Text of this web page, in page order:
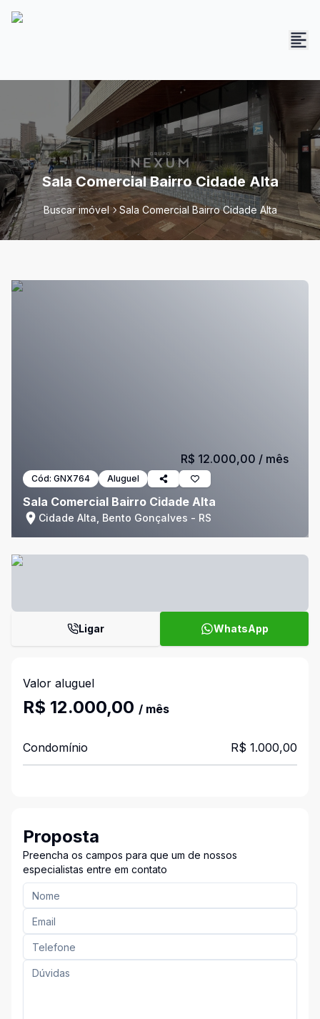
Sala Comercial Bairro Cidade Alta
Buscar imóvel Sala Comercial Bairro Cidade Alta
Cód: GNX764 Aluguel
Sala Comercial Bairro Cidade Alta
Cidade Alta, Bento Gonçalves - RS
R$ 12.000,00 / mês
Ligar WhatsApp
Valor aluguel
R$ 12.000,00 / mês
Condomínio R$ 1.000,00
Proposta
Preencha os campos para que um de nossos
especialistas entre em contato